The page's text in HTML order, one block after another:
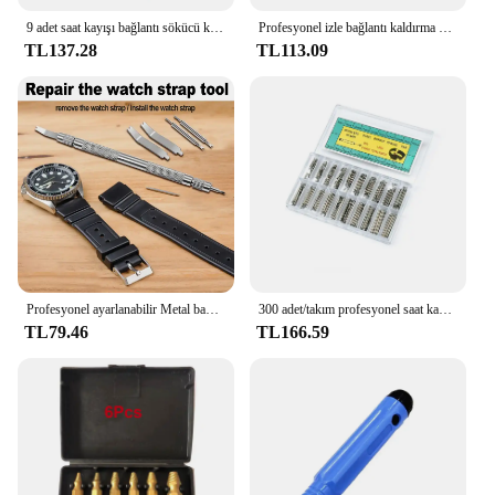
9 adet saat kayışı bağlantı sökücü kiti saat kayışı bağlantı pimi kaldırma izle onarım aracı
TL137.28
Profesyonel izle bağlantı kaldırma kiti, ekstra pimleri ile saat kayışı bağlantı kaldırma aracı
TL113.09
Profesyonel ayarlanabilir Metal bant izle bilezik bağlantı sökücü Pin bilek kayışı onarım aracı
TL79.46
300 adet/takım profesyonel saat kayışı paslanmaz çelik bağlantı pimleri, bahar barlar + sökücü onarım aracı (8-27mm), çap 1.2mm
TL166.59